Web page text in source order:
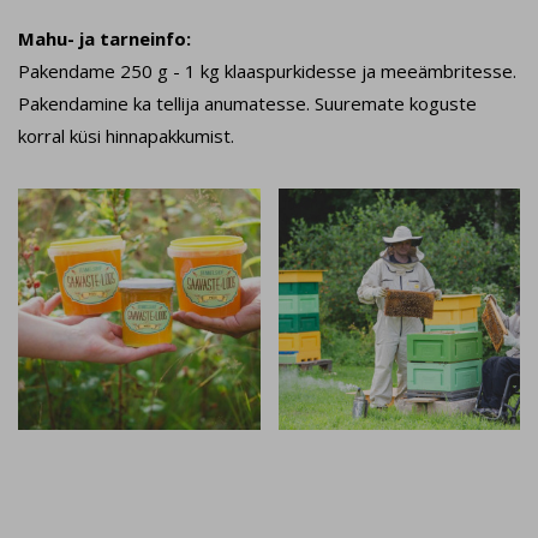
Mahu- ja tarneinfo:
Pakendame 250 g - 1 kg klaaspurkidesse ja meeämbritesse.
Pakendamine ka tellija anumatesse. Suuremate koguste
korral küsi hinnapakkumist.